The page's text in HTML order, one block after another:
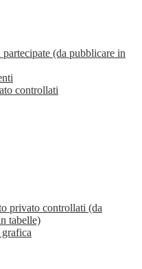
partecipate (da pubblicare in
controllati
privato controllati (da
tabelle)